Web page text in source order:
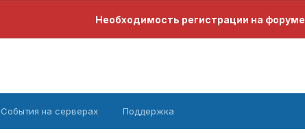
Необходимость регистрации на форуме
События на серверах Поддержка